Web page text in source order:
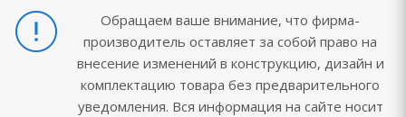
Обращаем ваше внимание, что фирма-
производитель оставляет за собой право на
внесение изменений в конструкцию, дизайн и
комплектацию товара без предварительного
уведомления. Вся информация на сайте носит